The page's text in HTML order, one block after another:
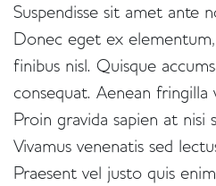
Suspendisse sit amet ante
Donec eget ex
finibus nisl. Quisque
consequat. Aenean fringilla
Proin gravida sapien at nisi
Vivamus venenatis sed
Praesent vel justo quis